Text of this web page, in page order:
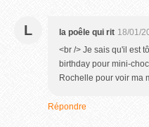
L la poêle qui rit 18/01/
<br /> Je sais qu'il est
birthday pour mini-
Rochelle pour voir ma
Répondre